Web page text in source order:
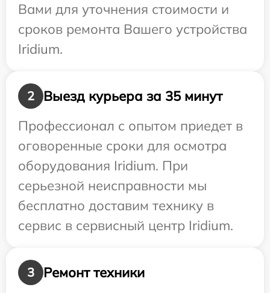
Вами для уточнения стоимости и
сроков ремонта Вашего устройства
Iridium.
2
Выезд курьера за 35 минут
Профессионал с опытом приедет в
оговоренные сроки для осмотра
оборудования Iridium. При
серьезной неисправности мы
бесплатно доставим технику в
сервис в сервисный центр Iridium.
3
Ремонт техники